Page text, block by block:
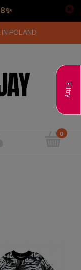
IN POLAND
Filtry